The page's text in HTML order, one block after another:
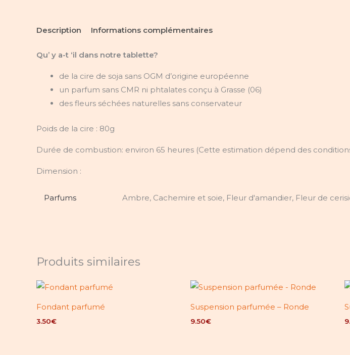
Description Informations complémentaires
Qu’ y a-t ‘il dans notre tablette?
de la cire de soja sans OGM d’origine européenne
un parfum sans CMR ni phtalates conçu à Grasse (06)
des fleurs séchées naturelles sans conservateur
Poids de la cire : 80g
Durée de combustion: environ 65 heures (Cette estimation dépend des
Dimension :
Parfums Ambre, Cachemire et soie, Fleur d'amandier, Fleur de
Produits similaires
Fondant parfumé
3.50€
Suspension parfumée – Ronde
9.50€